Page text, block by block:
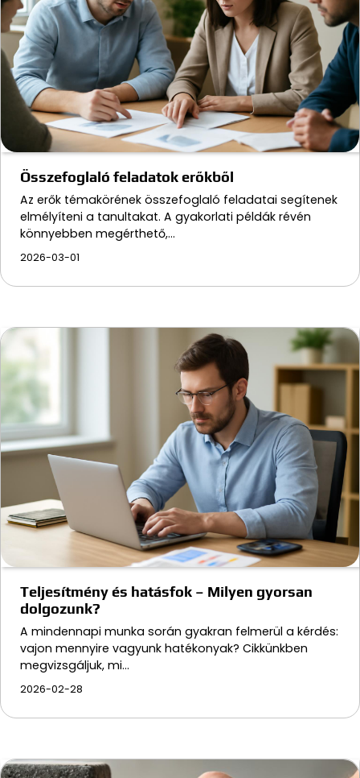
Összefoglaló feladatok erőkből
Az erők témakörének összefoglaló feladatai segítenek
elmélyíteni a tanultakat. A gyakorlati példák révén
könnyebben megérthető,…
2026-03-01
Teljesítmény és hatásfok – Milyen gyorsan
dolgozunk?
A mindennapi munka során gyakran felmerül a kérdés:
vajon mennyire vagyunk hatékonyak? Cikkünkben
megvizsgáljuk, mi…
2026-02-28